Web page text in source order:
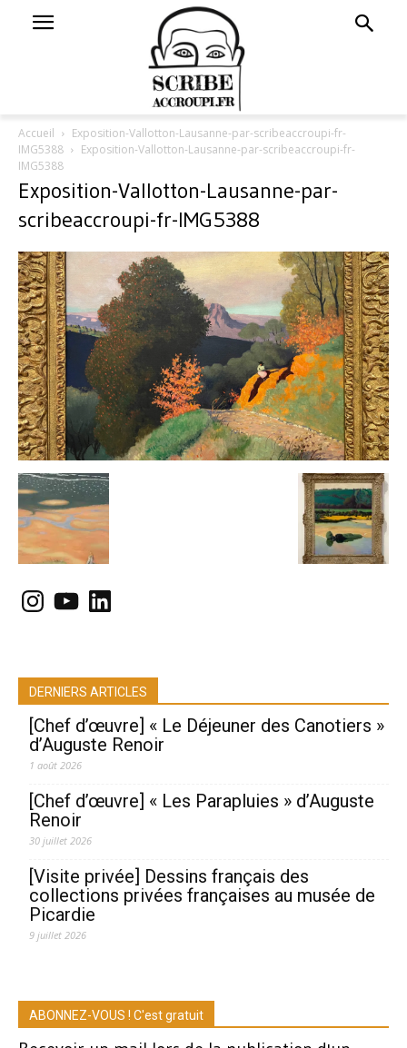
Accueil
Exposition-Vallotton-Lausanne-par-scribeaccroupi-fr-
IMG5388
Exposition-Vallotton-Lausanne-par-scribeaccroupi-fr-
IMG5388
Exposition-Vallotton-Lausanne-par-
scribeaccroupi-fr-IMG5388
Instagram
YouTubeLinkedIn
DERNIERS ARTICLES
[Chef d’œuvre] « Le Déjeuner des Canotiers »
d’Auguste Renoir
1 août 2026
[Chef d’œuvre] « Les Parapluies » d’Auguste
Renoir
30 juillet 2026
[Visite privée] Dessins français des
collections privées françaises au musée de
Picardie
9 juillet 2026
ABONNEZ-VOUS ! C'est gratuit